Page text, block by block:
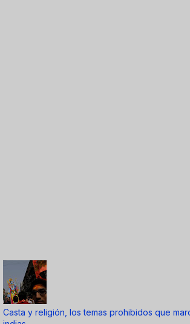
Casta y religión, los temas prohibidos que